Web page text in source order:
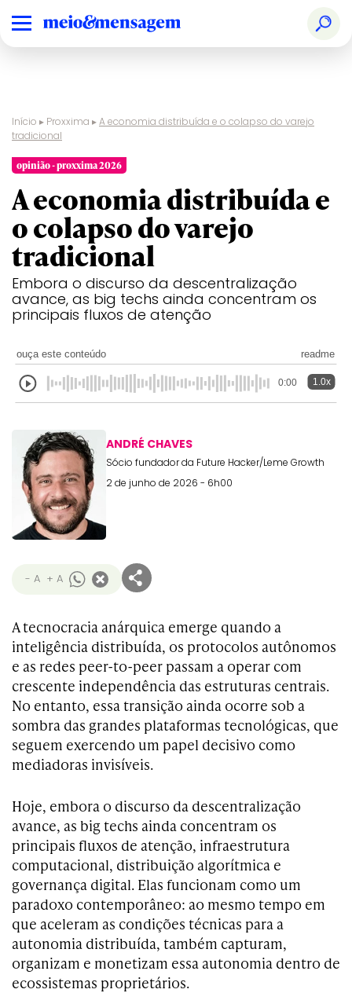
Início ▸ Proxxima ▸A economia distribuída e o colapso do varejo
tradicional
opinião - proxxima 2026
A economia distribuída e
o colapso do varejo
tradicional
Embora o discurso da descentralização
avance, as big techs ainda concentram os
principais fluxos de atenção
ouça este conteúdo readme
0:00 1.0x
ANDRÉ CHAVES
Sócio fundador da Future Hacker/Leme Growth
2 de junho de 2026 - 6h00
- A + A
A tecnocracia anárquica emerge quando a
inteligência distribuída, os protocolos autônomos
e as redes peer-to-peer passam a operar com
crescente independência das estruturas centrais.
No entanto, essa transição ainda ocorre sob a
sombra das grandes plataformas tecnológicas, que
seguem exercendo um papel decisivo como
mediadoras invisíveis.
Hoje, embora o discurso da descentralização
avance, as big techs ainda concentram os
principais fluxos de atenção, infraestrutura
computacional, distribuição algorítmica e
governança digital. Elas funcionam como um
paradoxo contemporâneo: ao mesmo tempo em
que aceleram as condições técnicas para a
autonomia distribuída, também capturam,
organizam e monetizam essa autonomia dentro de
ecossistemas proprietários.